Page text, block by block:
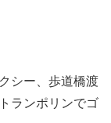
シー、歩道橋渡
ランポリンでゴ